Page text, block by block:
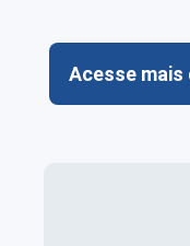
Acesse mais